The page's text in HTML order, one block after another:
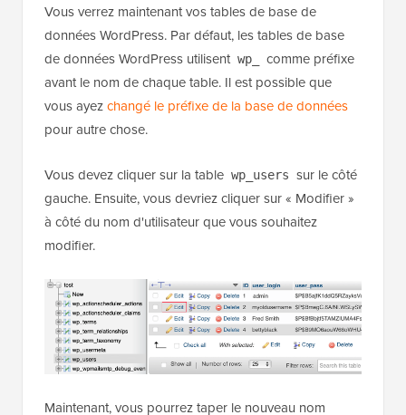
Vous verrez maintenant vos tables de base de
données WordPress. Par défaut, les tables de base
de données WordPress utilisent wp_
comme préfixe
avant le nom de chaque table. Il est possible que
vous ayezchangé le préfixe de la base de données
pour autre chose.
Vous devez cliquer sur la table wp_users sur le côté
gauche. Ensuite, vous devriez cliquer sur « Modifier »
à côté du nom d'utilisateur que vous souhaitez
modifier.
Maintenant, vous pourrez taper le nouveau nom